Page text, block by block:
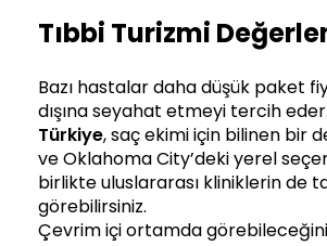
Tıbbi Turizmi
Bazı hastalar daha düşük paket
dışına seyahat etmeyi tercih
Türkiye, saç ekimi için bilinen bir
ve Oklahoma City’deki yerel
birlikte uluslararası kliniklerin de
görebilirsiniz.
Çevrim içi ortamda